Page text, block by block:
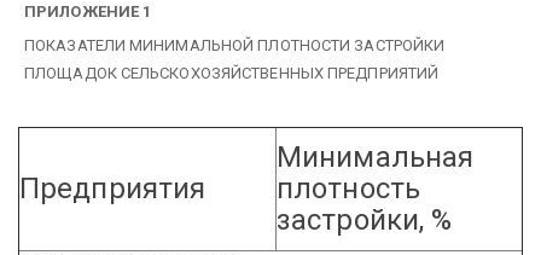
ПРИЛОЖЕНИЕ 1
ПОКАЗАТЕЛИ МИНИМАЛЬНОЙ ПЛОТНОСТИ ЗАСТРОЙКИ
ПЛОЩАДОК СЕЛЬСКОХОЗЯЙСТВЕННЫХ ПРЕДПРИЯТИЙ
Предприятия
Минимальная
плотность
застройки, %